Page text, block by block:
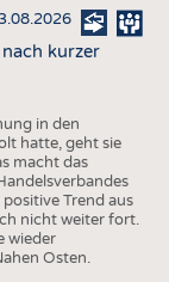
kurzer
in den
hatte, geht sie
macht das
Trend aus
nicht weiter fort.
wieder
Osten.